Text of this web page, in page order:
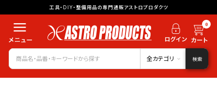
工具・DIY・整備用品の専門通販アストロプロダクツ
0
全カテゴリ 検索